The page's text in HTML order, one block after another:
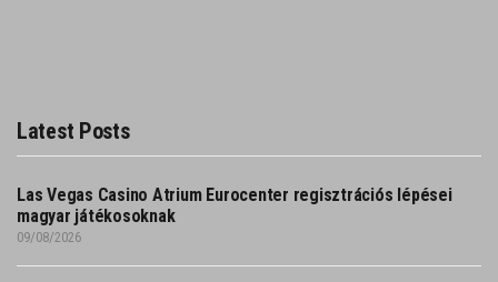
Latest Posts
Las Vegas Casino Atrium Eurocenter regisztrációs lépései
magyar játékosoknak
09/08/2026